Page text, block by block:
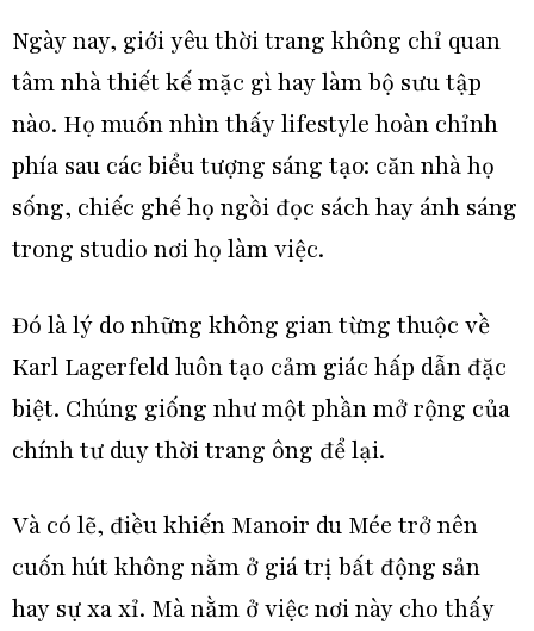
Ngày nay, giới yêu thời trang không chỉ quan
tâm nhà thiết kế mặc gì hay làm bộ sưu tập
nào. Họ muốn nhìn thấy lifestyle hoàn chỉnh
phía sau các biểu tượng sáng tạo: căn nhà họ
sống, chiếc ghế họ ngồi đọc sách hay ánh sáng
trong studio nơi họ làm việc.
Đó là lý do những không gian từng thuộc về
Karl Lagerfeld luôn tạo cảm giác hấp dẫn đặc
biệt. Chúng giống như một phần mở rộng của
chính tư duy thời trang ông để lại.
Và có lẽ, điều khiến Manoir du Mée trở nên
cuốn hút không nằm ở giá trị bất động sản
hay sự xa xỉ. Mà nằm ở việc nơi này cho thấy